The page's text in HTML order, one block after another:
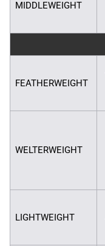
MIDDLEWEIGHT
FEATHERWEIGHT
WELTERWEIGHT
LIGHTWEIGHT